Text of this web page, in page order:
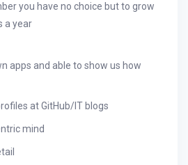
you have no choice but to grow
a year
apps and able to show us how
at GitHub/IT blogs
mind